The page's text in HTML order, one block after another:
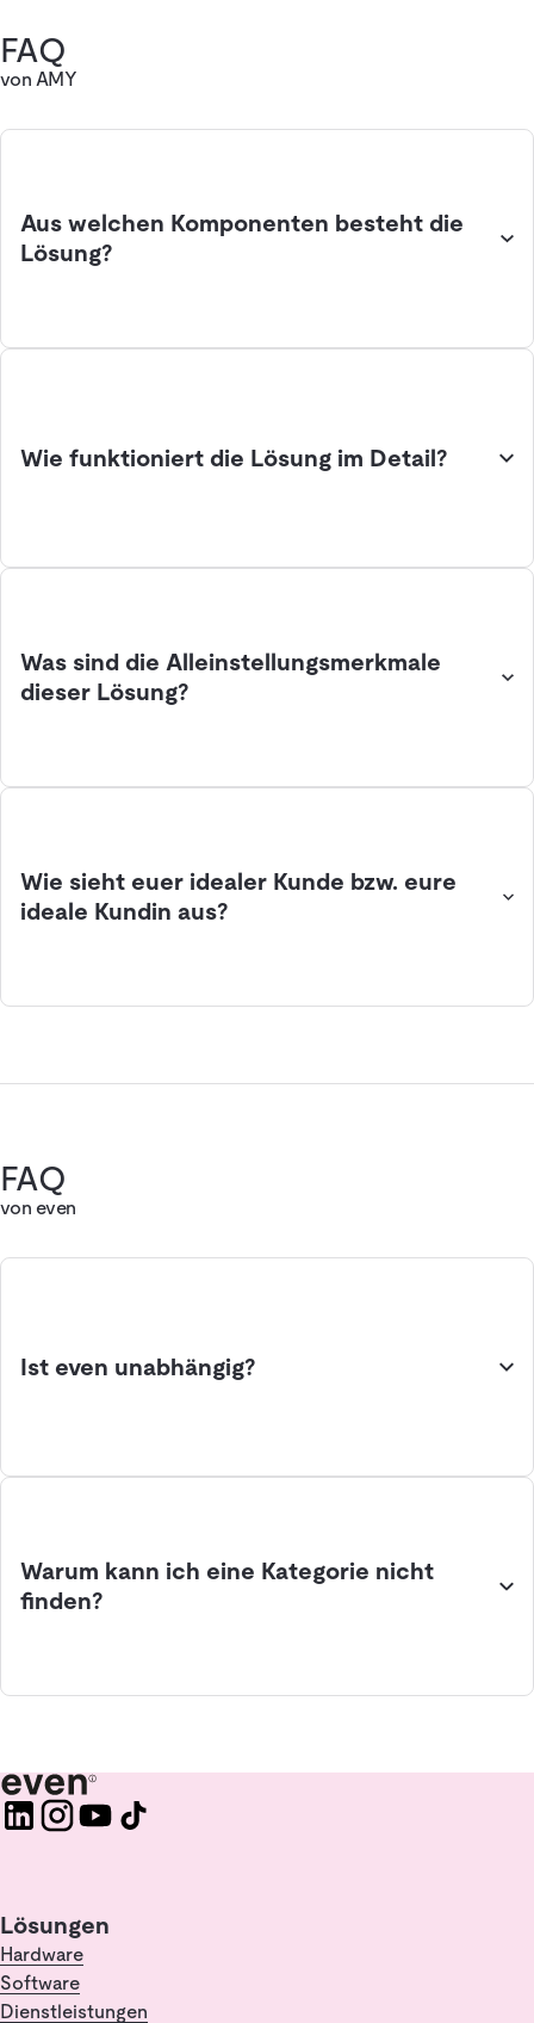
FAQ
von AMY
Aus welchen Komponenten besteht die
Lösung?
Wie funktioniert die Lösung im Detail?
Was sind die Alleinstellungsmerkmale
dieser Lösung?
Wie sieht euer idealer Kunde bzw. eure
ideale Kundin aus?
FAQ
von even
Ist even unabhängig?
Warum kann ich eine Kategorie nicht
finden?
Lösungen
Hardware
Software
Dienstleistungen